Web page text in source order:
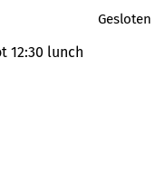
Gesloten
12:30 lunch